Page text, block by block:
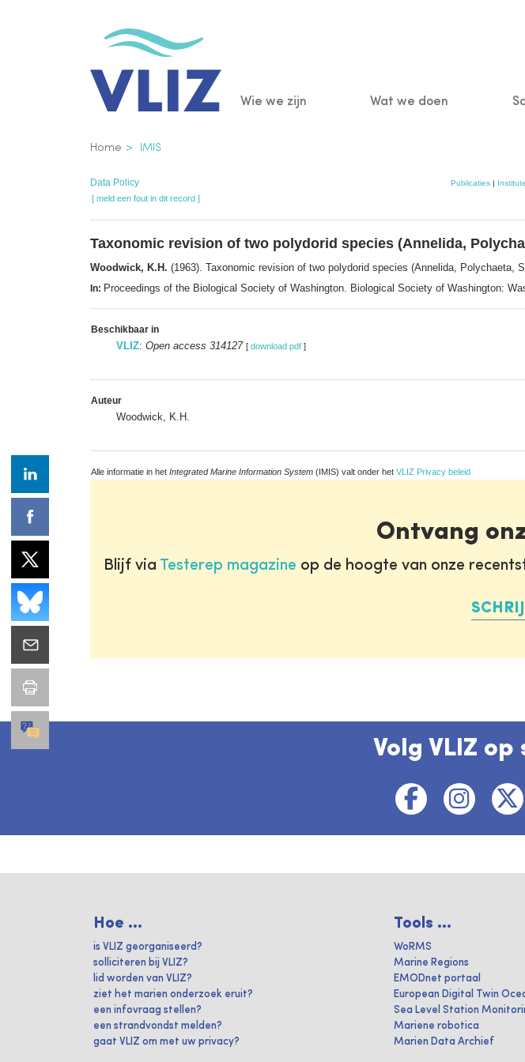
Main
Wie we zijn Wat we doen
Kruimelpad
Home IMIS
Data Policy Publicaties|
[ meld een fout in dit record ]
Taxonomic revision of two polydorid species (Annelida,
Woodwick, K.H. (1963). Taxonomic revision of two polydorid species (Annelida, Polychaeta,
In: Proceedings of the Biological Society of Washington. Biological Society of Washington:
Beschikbaar in
VLIZ: Open access 314127 [ download pdf ]
Auteur
Woodwick, K.H.
Alle informatie in het Integrated Marine Information System (IMIS) valt onder het VLIZ Privacy beleid
Ontvang
Blijf via Testerep magazine op de hoogte van onze
Volg VLIZ
Hoe ...
is VLIZ georganiseerd?
solliciteren bij VLIZ?
lid worden van VLIZ?
ziet het marien onderzoek eruit?
een infovraag stellen?
een strandvondst melden?
gaat VLIZ om met uw privacy?
Tools ...
WoRMS
Marine Regions
EMODnet portaal
European Digital Twin
Sea Level Station
Mariene robotica
Marien Data Archief